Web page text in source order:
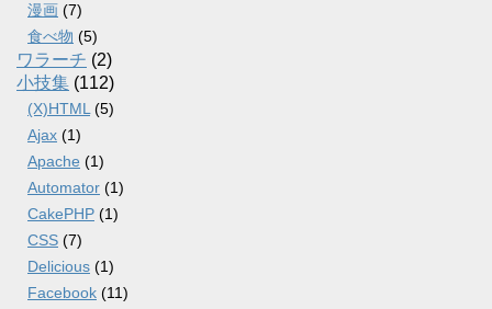
漫画 (7)
食べ物 (5)
ワラーチ (2)
小技集 (112)
(X)HTML (5)
Ajax (1)
Apache (1)
Automator (1)
CakePHP (1)
CSS (7)
Delicious (1)
Facebook (11)